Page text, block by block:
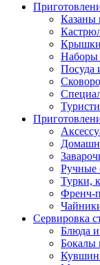
Казаны
Наборы
Посуда
Ручные
Турки,
Френч-
Сервировка
Блюда и
Бокалы